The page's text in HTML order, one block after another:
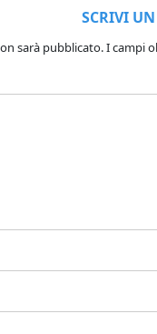
SCRIVI
sarà pubblicato.I campi